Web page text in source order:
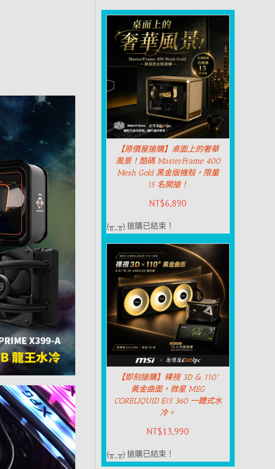
【原價屋搶購】桌面上的奢華
風景！酷碼 MasterFrame 400
Mesh Gold 黑金版機殼，限量
15 名開搶！
NT$6,890
(╥_╥) 搶購已結束！
【即刻搶購】裸視 3D & 110°
黃金曲面，微星 MEG
CORELIQUID E15 360 一體式水
冷。
NT$13,990
(╥_╥) 搶購已結束！